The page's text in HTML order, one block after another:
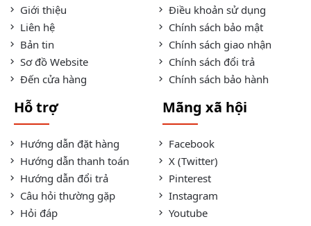
Giới thiệu
Liên hệ
Bản tin
Sơ đồ Website
Đến cửa hàng
Điều khoản sử dụng
Chính sách bảo mật
Chính sách giao nhận
Chính sách đổi trả
Chính sách bảo hành
Hỗ trợ
Hướng dẫn đặt hàng
Hướng dẫn thanh toán
Hướng dẫn đổi trả
Câu hỏi thường gặp
Hỏi đáp
Mãng xã hội
Facebook
X (Twitter)
Pinterest
Instagram
Youtube